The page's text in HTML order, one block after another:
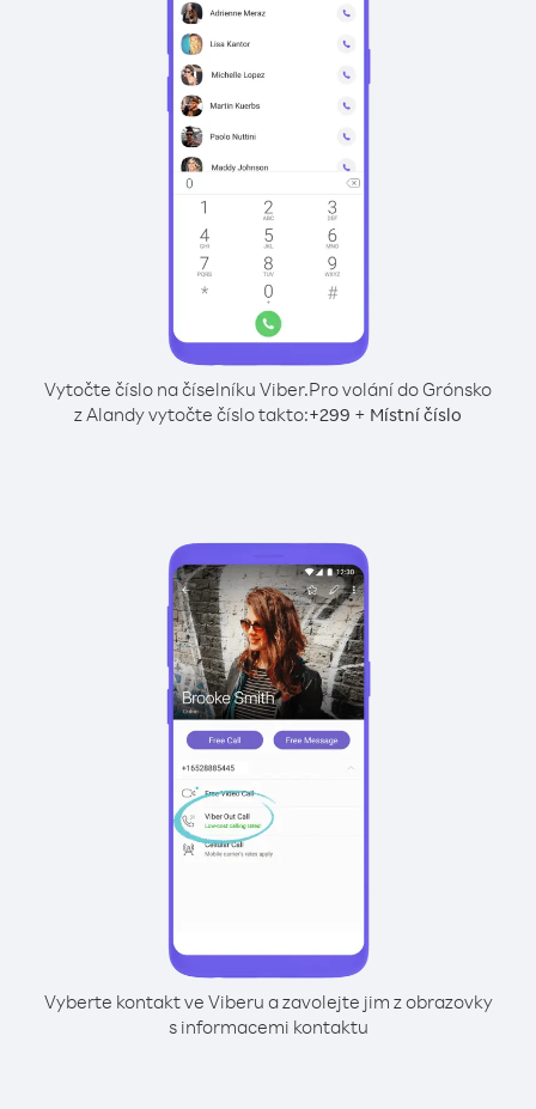
Vytočte číslo na číselníku Viber.Pro volání do Grónsko
z Alandy vytočte číslo takto:+299 + Místní číslo
Vyberte kontakt ve Viberu a zavolejte jim z obrazovky
s informacemi kontaktu